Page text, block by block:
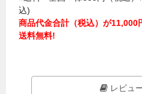
込)
商品代金合計（税込）が11,000
送料無料!
レビュ